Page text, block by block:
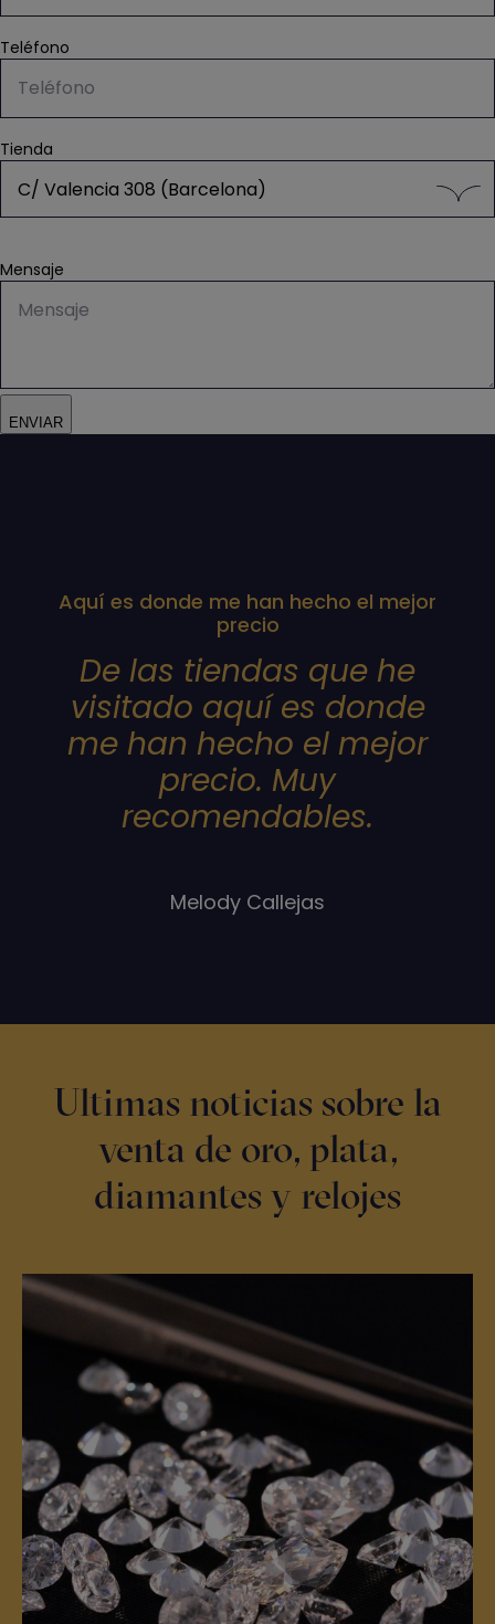
Teléfono
Tienda
C/ Valencia 308 (Barcelona)
Mensaje
ENVIAR
Aquí es donde me han hecho el mejor
precio
De las tiendas que he
visitado aquí es donde
me han hecho el mejor
precio. Muy
recomendables.
Melody Callejas
Ultimas noticias sobre la
venta de oro, plata,
diamantes y relojes